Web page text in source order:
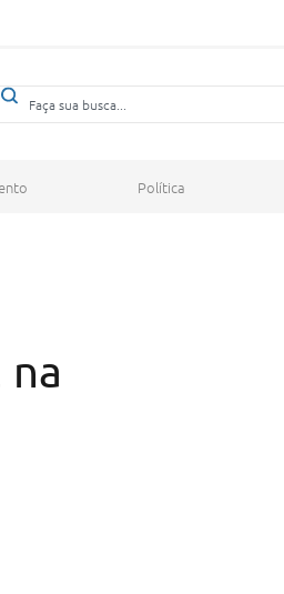
Política